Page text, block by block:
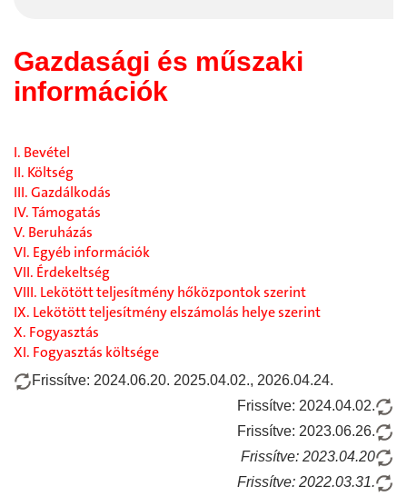
Gazdasági és műszaki
információk
I. Bevétel
II. Költség
III. Gazdálkodás
IV. Támogatás
V. Beruházás
VI. Egyéb információk
VII. Érdekeltség
VIII. Lekötött teljesítmény hőközpontok szerint
IX. Lekötött teljesítmény elszámolás helye szerint
X. Fogyasztás
XI. Fogyasztás költsége
Frissítve: 2024.06.20. 2025.04.02., 2026.04.24.
Frissítve: 2024.04.02.
Frissítve: 2023.06.26.
Frissítve: 2023.04.20
Frissítve: 2022.03.31.